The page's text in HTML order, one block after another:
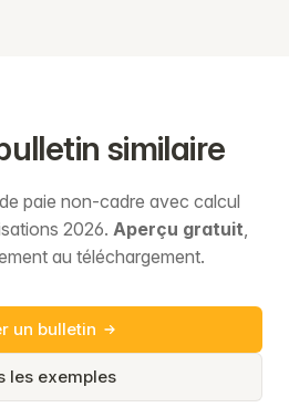
similaire
paie non-cadre avec calcul
2026. Aperçu gratuit
au téléchargement.
un bulletin
les exemples